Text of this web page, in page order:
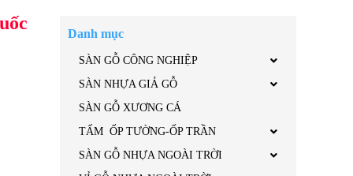
Danh mục
SÀN GỖ CÔNG NGHIỆP
SÀN NHỰA GIẢ GỖ
SÀN GỖ XƯƠNG CÁ
TẤM ỐP TƯỜNG-ỐP TRẦN
SÀN GỖ NHỰA NGOÀI TRỜI